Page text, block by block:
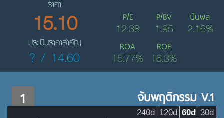
ราคา
15.10
ประเมินราคาสำคัญ
? / 14.60
P/E
12.38
P/BV
1.95
ปันผล
2.16%
ROA
15.77%
ROE
16.3%
1 จับพฤติกรรม V.1
30d
60d
120d
240d